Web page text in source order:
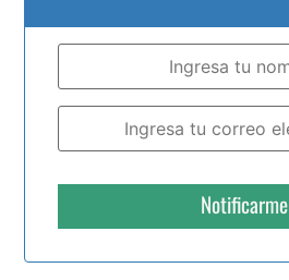
Notificarme